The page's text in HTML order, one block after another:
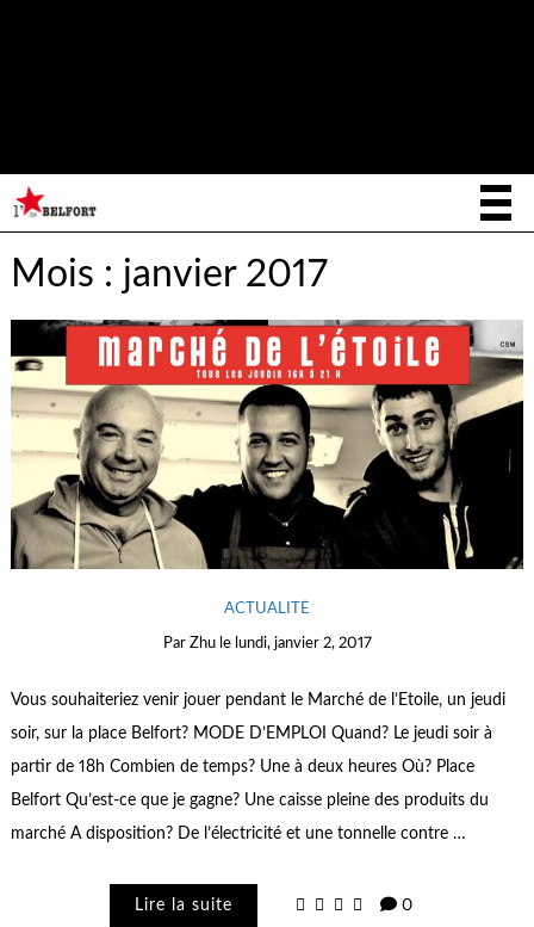
Mois : janvier 2017
ACTUALITÉ
Par Zhu le lundi, janvier 2, 2017
Vous souhaiteriez venir jouer pendant le Marché de l’Etoile, un jeudi
soir, sur la place Belfort? MODE D’EMPLOI Quand? Le jeudi soir à
partir de 18h Combien de temps? Une à deux heures Où? Place
Belfort Qu’est-ce que je gagne? Une caisse pleine des produits du
marché A disposition? De l’électricité et une tonnelle contre …
Lire la suite 0